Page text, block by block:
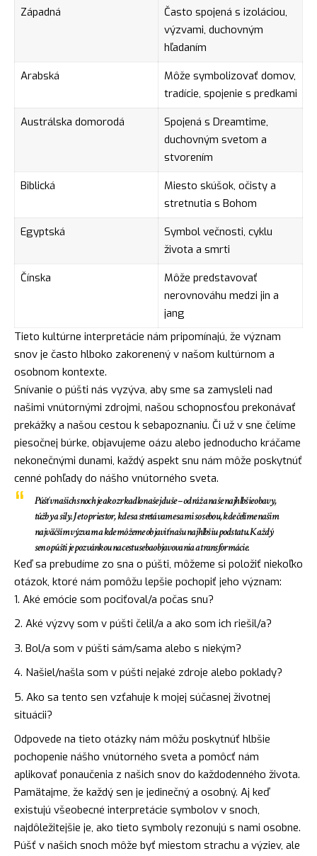
Západná
Často spojená s izoláciou,
výzvami, duchovným
hľadaním
Arabská
Môže symbolizovať domov,
tradície, spojenie s predkami
Austrálska domorodá
Spojená s Dreamtime,
duchovným svetom a
stvorením
Biblická
Miesto skúšok, očisty a
stretnutia s Bohom
Egyptská
Symbol večnosti, cyklu
života a smrti
Čínska
Môže predstavovať
nerovnováhu medzi jin a
jang
Tieto kultúrne interpretácie nám pripomínajú, že význam
snov je často hlboko zakorenený v našom kultúrnom a
osobnom kontexte.
Snívanie o púšti nás vyzýva, aby sme sa zamysleli nad
našimi vnútornými zdrojmi, našou schopnosťou prekonávať
prekážky a našou cestou k sebapoznaniu. Či už v sne čelíme
piesočnej búrke, objavujeme oázu alebo jednoducho kráčame
nekonečnými dunami, každý aspekt snu nám môže poskytnúť
cenné pohľady do nášho vnútorného sveta.
Púšť v našich snoch je ako zrkadlo našej duše – odráža naše najhlbšie obavy,
túžby a sily. Je to priestor, kde sa stretávame sami so sebou, kde čelíme našim
najväčším výzvam a kde môžeme objaviť našu najhlbšiu podstatu. Každý
sen o púšti je pozvánkou na cestu sebaobjavovania a transformácie.
Keď sa prebudíme zo sna o púšti, môžeme si položiť niekoľko
otázok, ktoré nám pomôžu lepšie pochopiť jeho význam:
Aké emócie som pociťoval/a počas snu?
Aké výzvy som v púšti čelil/a a ako som ich riešil/a?
Bol/a som v púšti sám/sama alebo s niekým?
Našiel/našla som v púšti nejaké zdroje alebo poklady?
Ako sa tento sen vzťahuje k mojej súčasnej životnej
situácii?
Odpovede na tieto otázky nám môžu poskytnúť hlbšie
pochopenie nášho vnútorného sveta a pomôcť nám
aplikovať ponaučenia z našich snov do každodenného života.
Pamätajme, že každý sen je jedinečný a osobný. Aj keď
existujú všeobecné interpretácie symbolov v snoch,
najdôležitejšie je, ako tieto symboly rezonujú s nami osobne.
Púšť v našich snoch môže byť miestom strachu a výziev, ale